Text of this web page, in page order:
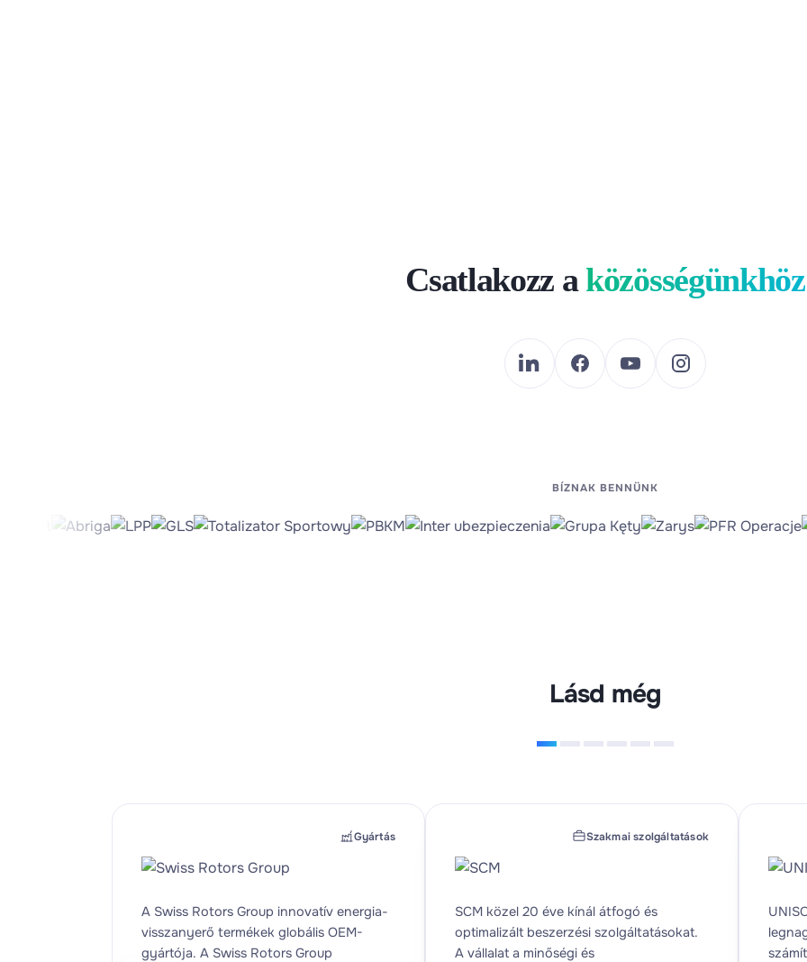
Csatlakozz aközösségünkhöz
BÍZNAK BENNÜNK
Lásd még
Gyártás
A Swiss Rotors Group innovatív energia-
visszanyerő termékek globális OEM-
gyártója. A Swiss Rotors Group
Szakmai szolgáltatások
SCM közel 20 éve kínál átfogó és
optimalizált beszerzési szolgáltatásokat.
A vállalat a minőségi és